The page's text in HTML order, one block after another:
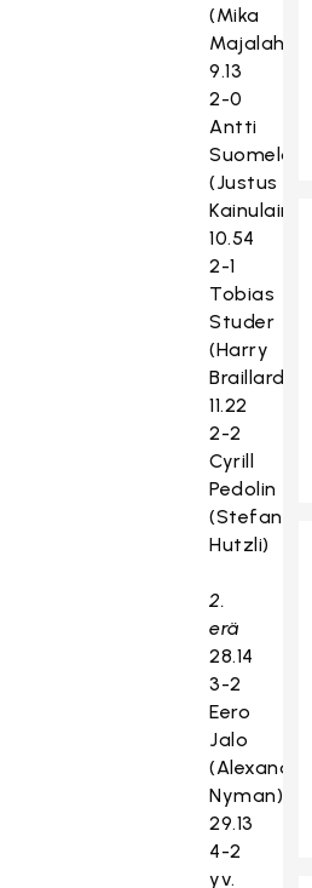
(Mika
Majalahti)
9.13
2-0
Antti
Suomela
(Justus
Kainulainen)
10.54
2-1
Tobias
Studer
(Harry
Braillard)
11.22
2-2
Cyrill
Pedolin
(Stefan
Hutzli)
2.
erä
28.14
3-2
Eero
Jalo
(Alexander
Nyman)
29.13
4-2
yv.